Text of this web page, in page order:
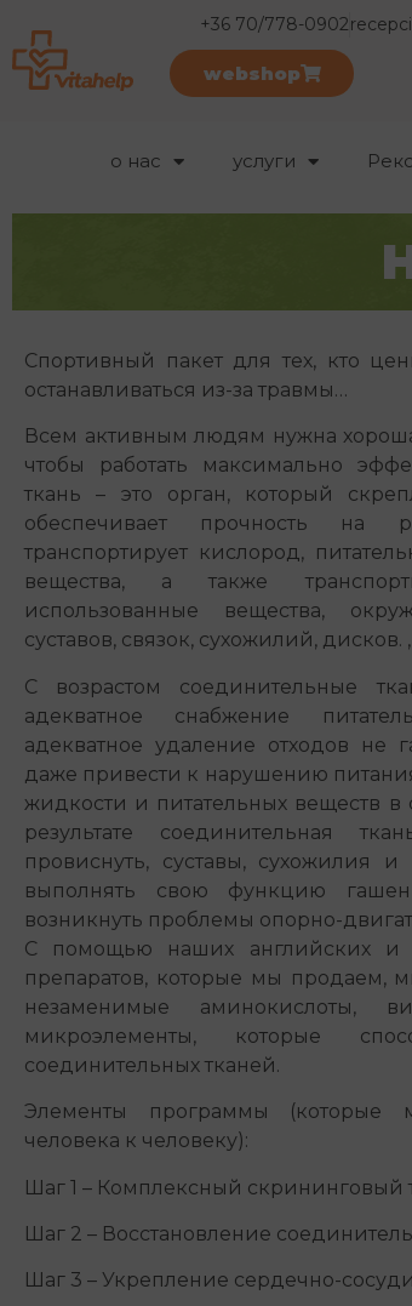
+36 70/778-0902
webshop
о нас услуги
Спортивный пакет для тех, кто
останавливаться из-за травмы…
Всем активным людям нужна
чтобы работать максимально
ткань – это орган, который
обеспечивает прочность на
транспортирует кислород,
вещества, а также
использованные вещества,
суставов, связок, сухожилий, дисков.
С возрастом соединительные
адекватное снабжение
адекватное удаление отходов не
даже привести к нарушению
жидкости и питательных веществ в
результате соединительная
провиснуть, суставы, сухожилия
выполнять свою функцию
возникнуть проблемы опорно-
С помощью наших английских и
препаратов, которые мы продаем,
незаменимые аминокислоты,
микроэлементы, которые
соединительных тканей.
Элементы программы (которые
человека к человеку):
Шаг 1 – Комплексный скрининговый
Шаг 2 – Восстановление
Шаг 3 – Укрепление сердечно-